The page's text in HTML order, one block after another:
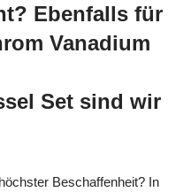
Ebenfalls für
Vanadium
Set sind wir
Beschaffenheit? In